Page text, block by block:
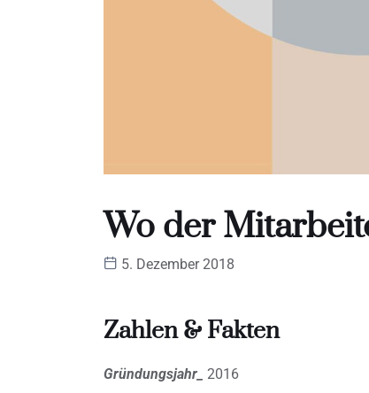
Wo der
5. Dezember 2018
Zahlen & Fakten
Gründungsjahr_ 2016